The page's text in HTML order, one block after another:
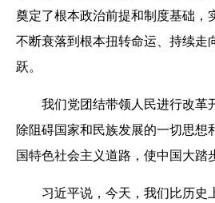
奠定了根本政治前提和制度基础，
不断衰落到根本扭转命运、持续走
跃。
我们党团结带领人民进行改革
除阻碍国家和民族发展的一切思想
国特色社会主义道路，使中国大踏
习近平说，今天，我们比历史上